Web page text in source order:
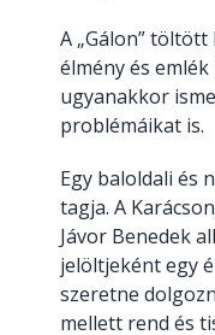
A „Gálon”
élmény és
ugyanakkor
problémáikat is.
Egy baloldali és
tagja. A
Jávor Benedek
jelöltjeként egy
szeretne
mellett rend és